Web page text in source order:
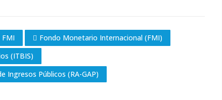
FMI
Fondo Monetario Internacional (FMI)
(ITBIS)
Ingresos Públicos (RA-GAP)